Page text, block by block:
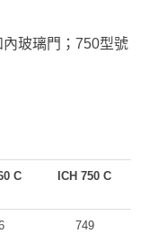
玻璃門；750型號
C ICH 750 C
749